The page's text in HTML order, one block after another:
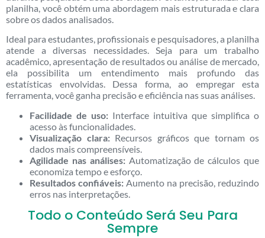
planilha, você obtém uma abordagem mais estruturada e clara
sobre os dados analisados.
Ideal para estudantes, profissionais e pesquisadores, a planilha
atende a diversas necessidades. Seja para um trabalho
acadêmico, apresentação de resultados ou análise de mercado,
ela possibilita um entendimento mais profundo das
estatísticas envolvidas. Dessa forma, ao empregar esta
ferramenta, você ganha precisão e eficiência nas suas análises.
Facilidade de uso: Interface intuitiva que simplifica o
acesso às funcionalidades.
Visualização clara:Recursos gráficos que tornam os
dados mais compreensíveis.
Agilidade nas análises:Automatização de cálculos que
economiza tempo e esforço.
Resultados confiáveis: Aumento na precisão, reduzindo
erros nas interpretações.
Todo o Conteúdo Será Seu Para
Sempre